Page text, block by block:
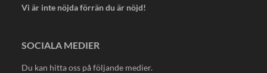
Vi är inte nöjda förrän du är nöjd!
SOCIALA MEDIER
Du kan hitta oss på följande medier.